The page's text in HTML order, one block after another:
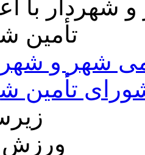
شهر و
تأمین